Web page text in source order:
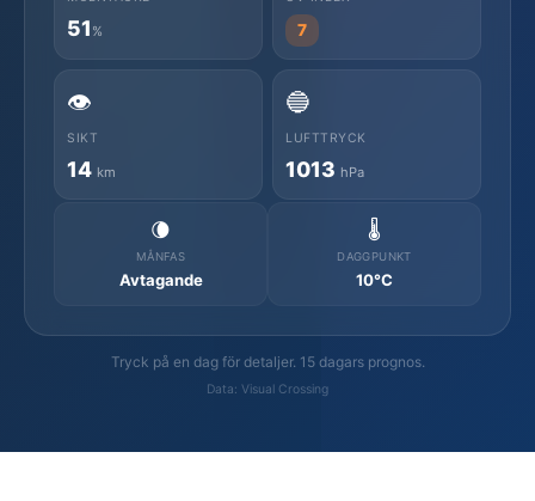
51 % 7
👁️
SIKT
14 km
🔵
LUFTTRYCK
1013 hPa
🌘
MÅNFAS
Avtagande
🌡️
DAGGPUNKT
10°C
Tryck på en dag för detaljer. 15 dagars prognos.
Data: Visual Crossing